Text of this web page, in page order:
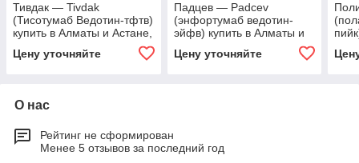
Тивдак — Tivdak
(Тисотумаб Ведотин-тфтв)
купить в Алматы и Астане,
Цену уточняйте
Падцев — Padcev
(энфортумаб ведотин-
эйфв) купить в Алматы и
Цену уточняйте
О нас
Рейтинг не сформирован
Менее 5 отзывов за последний год